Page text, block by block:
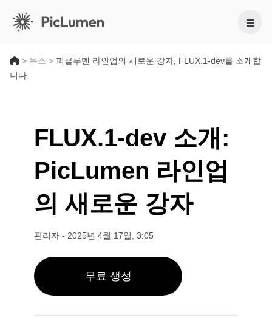
홈
AI 비디오 생성기
텍스트를 영상으로
이미지 → 비디오
AI GIF 생성기
AI 무비 메이커
인기 이펙트
AI 키스 영상
AI 트워크 생성기
AI 허그 비디오
AI 이미지
텍스트를 이미지로
AI 이미지 생성기
AI 이미지 생성기
과목별
AI 걸 생성기
AI 모델
이미지 모델
나노 바나나 프로
Midjourney
GPT 이미지 2.0
편집 및 향상
이미지 업스케일러
이미지 컬러라이저
AI 교체 (인페인트)
비즈니스용
제품 사진
AI 제품 사진 촬영
제품 스테이징
> 뉴스 > 피클루멘 라인업의 새로운 강자, FLUX.1-dev를 소개합
니다.
FLUX.1-dev 소개:
PicLumen 라인업
의 새로운 강자
관리자 - 2025년 4월 17일, 3:05
무료 생성